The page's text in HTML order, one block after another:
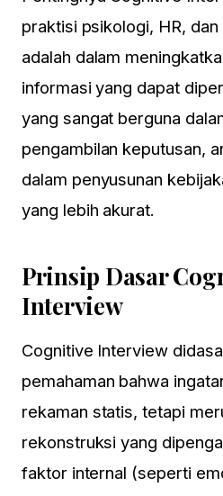
praktisi psikologi, HR,
adalah dalam
informasi yang dapat
yang sangat berguna
pengambilan keputusan,
dalam penyusunan
yang lebih akurat.
Prinsip Dasar
Interview
Cognitive Interview
pemahaman bahwa
rekaman statis, tetapi
rekonstruksi yang
faktor internal (seperti